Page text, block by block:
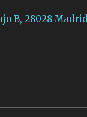
B, 28028